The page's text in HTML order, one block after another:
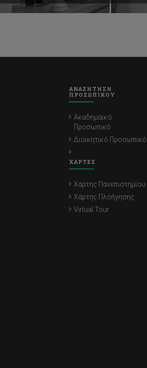
ΑΝΑΖΗΤΗΣΗ
ΠΡΟΣΩΠΙΚΟΥ
Ακαδημαϊκό
Προσωπικό
Διοικητικό Προσωπικό
ΧΑΡΤΕΣ
Χάρτης Πανεπιστημίου
Χάρτης Πλοήγησης
Virtual Tour